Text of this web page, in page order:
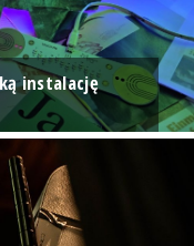
instalację